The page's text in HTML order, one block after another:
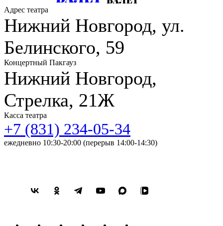
Адрес театра
Нижний Новгород, ул.
Белинского, 59
Концертный Пакгауз
Нижний Новгород,
Стрелка, 21Ж
Касса театра
+7 (831) 234-05-34
ежедневно 10:30-20:00 (перерыв 14:00-14:30)